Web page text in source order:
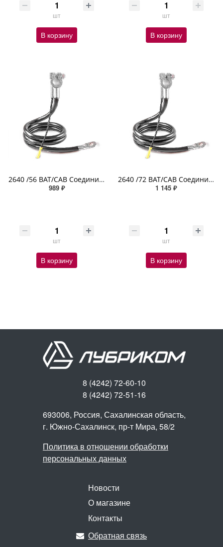
шт
В корзину
шт
В корзину
2640 /56 BAT/CAB Соединительный провод 4GA площадь сечения 18,3 мм2 клемма болт доп выводом 142,24см
989 ₽
шт
В корзину
2640 /72 BAT/CAB Соединительный провод 4GA площадь сечения 18,3 мм2 клемма болт доп выводом 182,88см
1 145 ₽
шт
В корзину
8 (4242) 72-60-10
8 (4242) 72-51-16
693006, Россия, Сахалинская область,
г. Южно-Сахалинск, пр-т Мира, 58/2
Политика в отношении обработки
персональных данных
Новости
О магазине
Контакты
Обратная связь